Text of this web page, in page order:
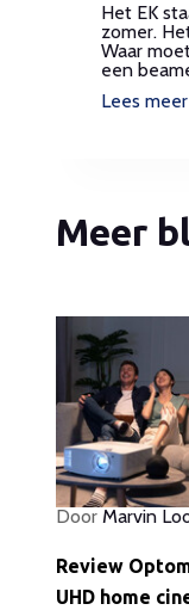
Het EK
zomer.
Waar
een
Lees meer
Meer
Door Marvin
Review
UHD home